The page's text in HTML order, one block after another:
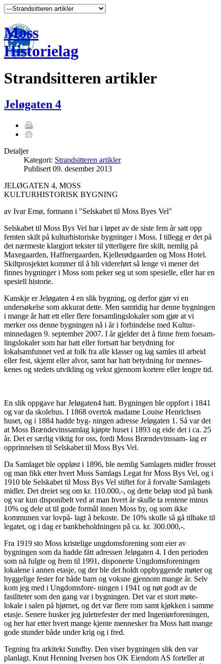
Moss
Historielag
Strandsitteren artikler
Jeløgaten 4
Detaljer
Kategori: Strandsitteren artikler
Publisert 09. desember 2013
JELØGATEN 4, MOSS
KULTURHISTORISK BYGNING
av Ivar Ernø, formann i "Selskabet til Moss Byes Vel"
Selskabet til Moss Bys Vel har i løpet av de siste fem år satt opp
femten skilt på kulturhistoriske bygninger i Moss. I tillegg er det på
det nærmeste klargjort tekster til ytterligere fire skilt, nemlig på
Maxegaarden, Haffnergaarden, Kjellerødgaarden og Moss Hotel.
Skiltprosjektet kommer til å bli videreført så lenge vi mener det
finnes bygninger i Moss som peker seg ut som spesielle, eller har en
spesiell historie.
Kanskje er Jeløgaten 4 en slik bygning, og derfor gjør vi en
undersøkelse som akkurat dette. Men samtidig har denne bygningen
i mange år hatt ett eller flere forsamlingslokaler som gjør at vi
merker oss denne bygningen nå i år i forbindelse med Kultur-
minnedagen 9. september 2007. I år gjelder det å finne frem forsam-
lingslokaler som har hatt eller fortsatt har betydning for
lokalsamfunnet ved at folk fra alle klasser og lag samles til arbeid
eller fest, skjemt eller alvor, samt har hatt betydning for mennes-
kenes og stedets utvikling og vekst gjennom kortere eller lengre tid.
En slik oppgave har Jeløgaten4 hatt. Bygningen ble oppfort i 1841
og var da skolehus. I 1868 overtok madame Louise Henrichsen
huset, og i 1884 hadde byg- ningen adresse Jeløgaten 1. Så var det
at Moss Brændevinssamlag kjøpte huset i 1893 og eide det i ca. 25
år. Det er særlig viktig for oss, fordi Moss Brændevinssam- lag er
opprinnelsen til Selskabet til Moss Bys Vel.
Da Samlaget ble oppløst i 1896, ble nemlig Samlagets midler frosset
og man fikk etter hvert Moss Samlags Legat for Moss Bys Vel, og i
1910 ble Selskabet til Moss Bys Vel stiftet for å forvalte Samlagets
midler. Det dreiet seg om kr. 110.000,-, og dette beløp stod på bank
og var kun disponibelt ved at man hvert år skulle ta rentene minus
10% og dele ut til gode formål innen Moss by, og som ikke
kommunen var lovpå- lagt å bekoste. De 10% skulle så gå tilbake til
legatet, og i dag er bankbeholdningen på ca. kr. 300.000,-.
Fra 1919 sto Moss kristelige ungdomsforening som eier av
bygningen som da hadde fått adressen Jeløgaten 4. I den perioden
som nå fulgte og frem til 1991, disponerte Ungdomsforeningen
lokalene i annen etasje, og der ble det holdt oppbyggende møter og
hyggelige fester for både barn og voksne gjennom mange år. Selv
kom jeg med i Ungdomsfore- ningen i 1941 og nøt godt av de
fasiliteter som den gang var i bygningen. Det var et stort møte-
lokale i salen på hjørnet, og det var flere rom samt kjøkken i samme
etasje. Senere husker jeg juletrefester der med Ingeniørforeningen,
og her har etter hvert mange kjente mennesker fra Moss hatt mange
gode stunder både under krig og i fred.
Tegning fra arkitekt Sundby. Den viser bygningen slik den var
planlagt. Knut Henning Iversen hos OK Eiendom AS forteller at